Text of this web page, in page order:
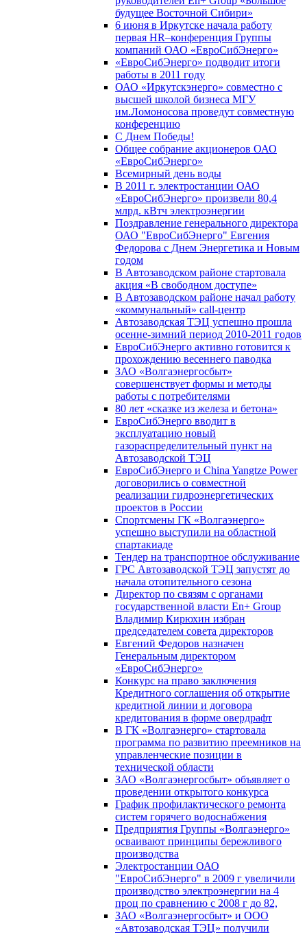
будущее Восточной Сибири»
6 июня в Иркутске начала работу
первая HR–конференция Группы
компаний ОАО «ЕвроСибЭнерго»
«ЕвроСибЭнерго» подводит итоги
работы в 2011 году
ОАО «Иркутскэнерго» совместно с
высшей школой бизнеса МГУ
им.Ломоносова проведут совместную
конференцию
С Днем Победы!
Общее собрание акционеров ОАО
«ЕвроСибЭнерго»
Всемирный день воды
В 2011 г. электростанции ОАО
«ЕвроСибЭнерго» произвели 80,4
млрд. кВтч электроэнергии
Поздравление генерального директора
ОАО "ЕвроСибЭнерго" Евгения
Федорова с Днем Энергетика и Новым
годом
В Автозаводском районе стартовала
акция «В свободном доступе»
В Автозаводском районе начал работу
«коммунальный» call-центр
Автозаводская ТЭЦ успешно прошла
осенне-зимний период 2010-2011 годов
ЕвроСибЭнерго активно готовится к
прохождению весеннего паводка
ЗАО «Волгаэнергосбыт»
совершенствует формы и методы
работы с потребителями
80 лет «сказке из железа и бетона»
ЕвроСибЭнерго вводит в
эксплуатацию новый
газораспределительный пункт на
Автозаводской ТЭЦ
ЕвроСибЭнерго и China Yangtze Power
договорились о совместной
реализации гидроэнергетических
проектов в России
Спортсмены ГК «Волгаэнерго»
успешно выступили на областной
спартакиаде
Тендер на транспортное обслуживание
ГРС Автозаводской ТЭЦ запустят до
начала отопительного сезона
Директор по связям с органами
государственной власти En+ Group
Владимир Кирюхин избран
председателем совета директоров
Евгений Федоров назначен
Генеральным директором
«ЕвроСибЭнерго»
Конкурс на право заключения
Кредитного соглашения об открытие
кредитной линии и договора
кредитования в форме овердрафт
В ГК «Волгаэнерго» стартовала
программа по развитию преемников на
управленческие позиции в
технической области
ЗАО «Волгаэнергосбыт» объявляет о
проведении открытого конкурса
График профилактического ремонта
систем горячего водоснабжения
Предприятия Группы «Волгаэнерго»
осваивают принципы бережливого
производства
Электростанции ОАО
"ЕвроСибЭнерго" в 2009 г увеличили
производство электроэнергии на 4
проц по сравнению с 2008 г до 82,
ЗАО «Волгаэнергосбыт» и ООО
«Автозаводская ТЭЦ» получили